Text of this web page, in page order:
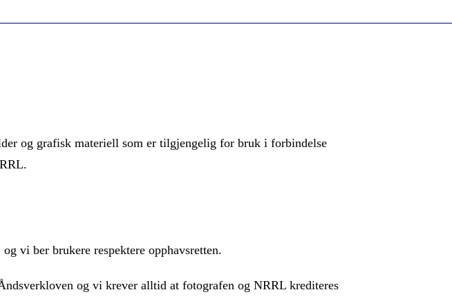
og grafisk materiell som er tilgjengelig for bruk i forbindelse
vi ber brukere respektere opphavsretten.
og vi krever alltid at fotografen og NRRL krediteres